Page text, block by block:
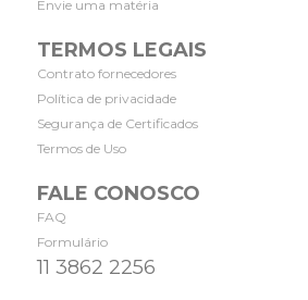
Envie uma matéria
TERMOS LEGAIS
Contrato fornecedores
Política de privacidade
Segurança de Certificados
Termos de Uso
FALE CONOSCO
FAQ
Formulário
11 3862 2256